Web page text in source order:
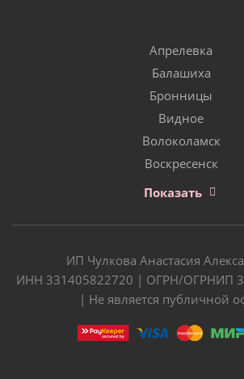
Апрелевка
Балашиха
Бронницы
Видное
Волоколамск
Воскресенск
Показать
ИП Чулкова Анастасия
ИНН 331405822720 | ОГРН/ОГРНИП
| Не является публичной